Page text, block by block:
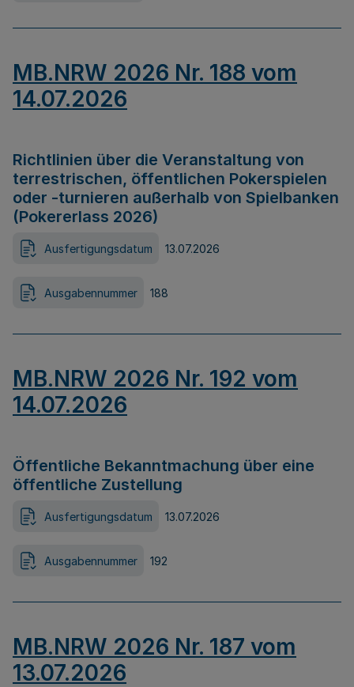
MB.NRW 2026 Nr. 188 vom
14.07.2026
Richtlinien über die Veranstaltung von
terrestrischen, öffentlichen Pokerspielen
oder -turnieren außerhalb von Spielbanken
(Pokererlass 2026)
Ausfertigungsdatum 13.07.2026
Ausgabennummer 188
MB.NRW 2026 Nr. 192 vom
14.07.2026
Öffentliche Bekanntmachung über eine
öffentliche Zustellung
Ausfertigungsdatum 13.07.2026
Ausgabennummer 192
MB.NRW 2026 Nr. 187 vom
13.07.2026